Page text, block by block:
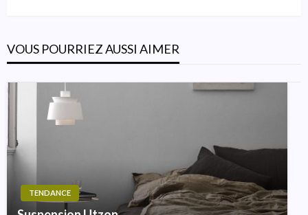
VOUS POURRIEZ AUSSI AIMER
TENDANCE